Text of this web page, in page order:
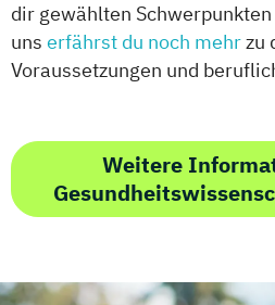
dir gewählten
uns erfährst du noch mehrzu
Voraussetzungen und
Weitere